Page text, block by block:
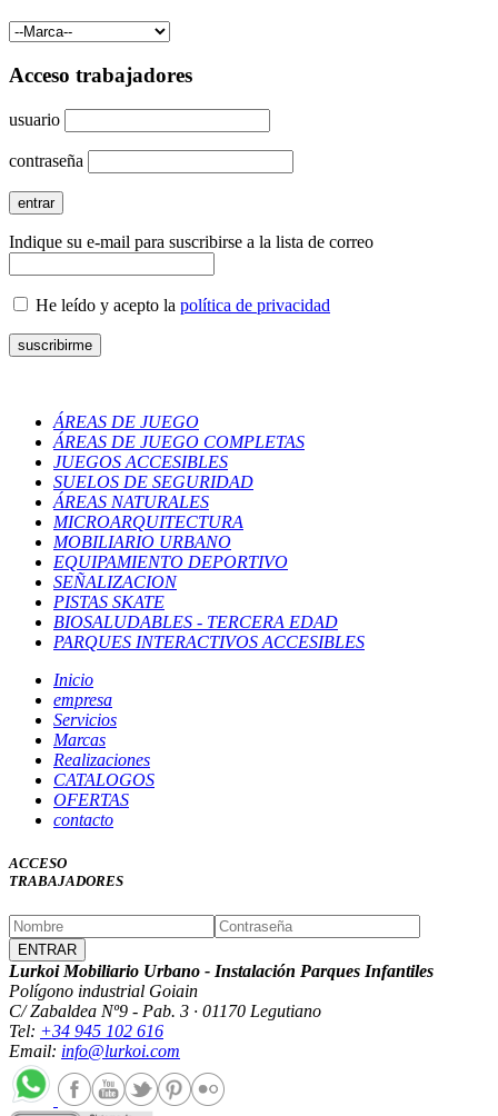
Acceso trabajadores
usuario
contraseña
Indique su e-mail para suscribirse a la lista de correo
He leído y acepto la política de privacidad
ÁREAS DE JUEGO
ÁREAS DE JUEGO COMPLETAS
JUEGOS ACCESIBLES
SUELOS DE SEGURIDAD
ÁREAS NATURALES
MICROARQUITECTURA
MOBILIARIO URBANO
EQUIPAMIENTO DEPORTIVO
SEÑALIZACION
PISTAS SKATE
BIOSALUDABLES - TERCERA EDAD
PARQUES INTERACTIVOS ACCESIBLES
Inicio
empresa
Servicios
Marcas
Realizaciones
CATALOGOS
OFERTAS
contacto
ACCESO
TRABAJADORES
Lurkoi Mobiliario Urbano - Instalación Parques Infantiles
Polígono industrial Goiain
C/ Zabaldea Nº9 - Pab. 3 · 01170 Legutiano
Tel: +34 945 102 616
Email: info@lurkoi.com